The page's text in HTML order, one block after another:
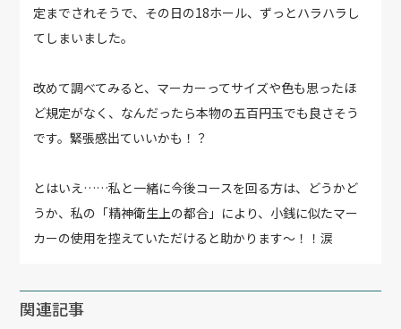
定までされそうで、その日の18ホール、ずっとハラハラし
てしまいました。
改めて調べてみると、マーカーってサイズや色も思ったほ
ど規定がなく、なんだったら本物の五百円玉でも良さそう
です。緊張感出ていいかも！？
とはいえ……私と一緒に今後コースを回る方は、どうかど
うか、私の「精神衛生上の都合」により、小銭に似たマー
カーの使用を控えていただけると助かります〜！！涙
関連記事